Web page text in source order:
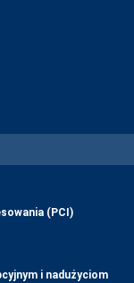
(PCI)
i nadużyciom